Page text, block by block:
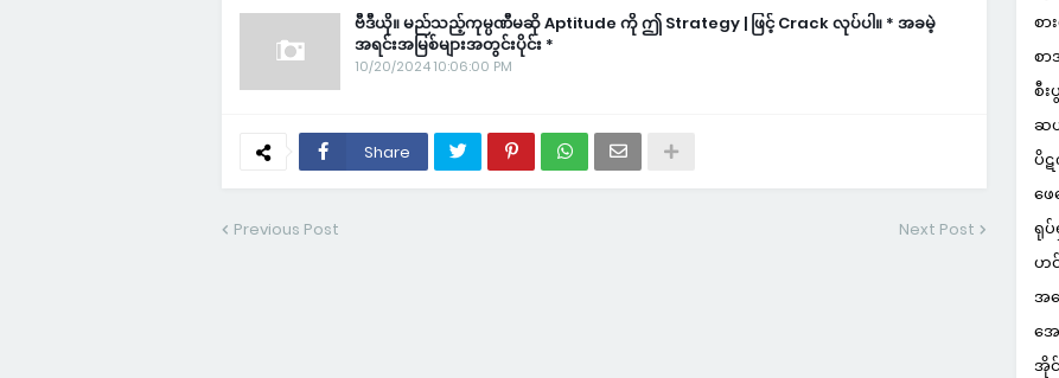
ဗီဒီယို။ မည်သည့်ကုမ္ပဏီမဆို Aptitude ကို ဤ Strategy | ဖြင့် Crack လုပ်ပါ။ * အခမဲ့
အရင်းအမြစ်များအတွင်းပိုင်း *
10/20/2024 10:06:00 PM
Share
Previous Post Next Post
စ
စာ
စီး
ဆ
ပိ
ဖေ
ရု
ဟ
အ
အ
အို